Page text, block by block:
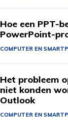
Hoe een PPT-
PowerPoint-
COMPUTER EN
Het probleem
niet konden
Outlook
COMPUTER EN